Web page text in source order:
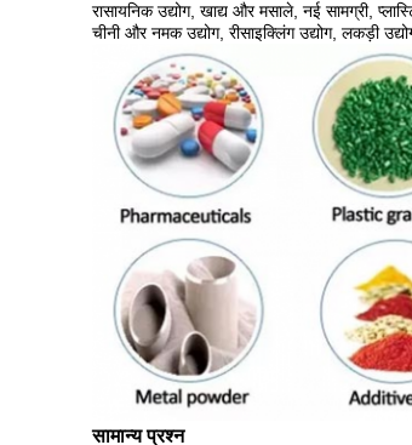
रासायनिक उद्योग, खाद्य और मसाले, नई सामग्री,
चीनी और नमक उद्योग, रीसाइक्लिंग उद्योग, लकड़ी
सामान्य प्रश्न